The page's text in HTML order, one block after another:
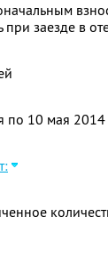
заезде в
по 10 мая